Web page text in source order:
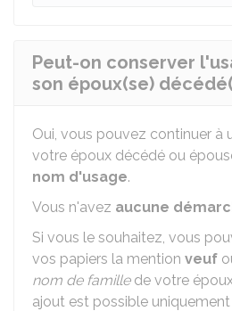
Peut-on conserver
son époux(se)
Oui, vous pouvez continuer à
votre époux décédé ou
nom d'usage.
Vous n'avez aucune
Si vous le souhaitez, vous
vos papiers la mention veuf
nom de famillede votre
ajout est possible